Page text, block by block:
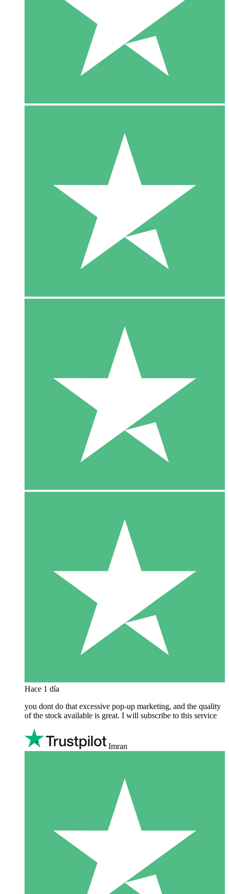
Hace 1 día
you dont do that excessive pop-up marketing, and the quality
of the stock available is great. I will subscribe to this service
Imran